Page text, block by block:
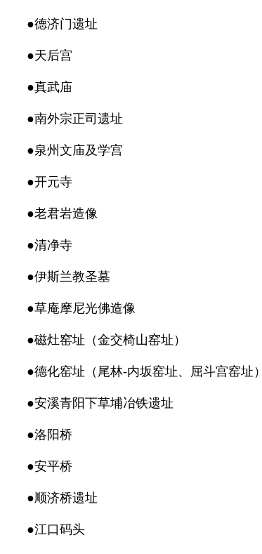
●德济门遗址
●天后宫
●真武庙
●南外宗正司遗址
●泉州文庙及学宫
●开元寺
●老君岩造像
●清净寺
●伊斯兰教圣墓
●草庵摩尼光佛造像
●磁灶窑址（金交椅山窑址）
●德化窑址（尾林-内坂窑址、屈斗宫窑址）
●安溪青阳下草埔冶铁遗址
●洛阳桥
●安平桥
●顺济桥遗址
●江口码头